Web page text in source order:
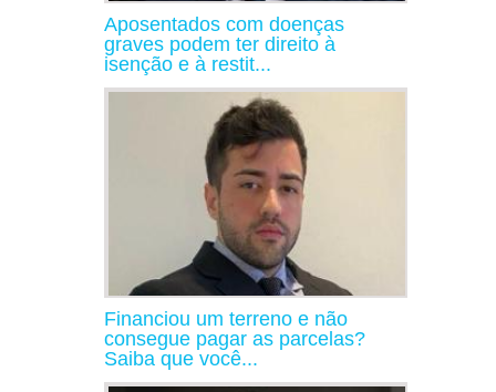
Aposentados com doenças
graves podem ter direito à
isenção e à restit...
Financiou um terreno e não
consegue pagar as parcelas?
Saiba que você...